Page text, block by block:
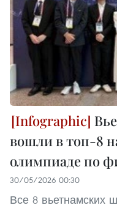
вошли в топ-8
олимпиаде по
30/05/2026 00:30
Все 8 вьетнамских